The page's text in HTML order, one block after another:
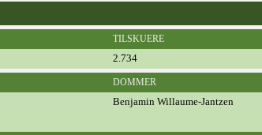
TILSKUERE
2.734
DOMMER
Benjamin Willaume-Jantzen